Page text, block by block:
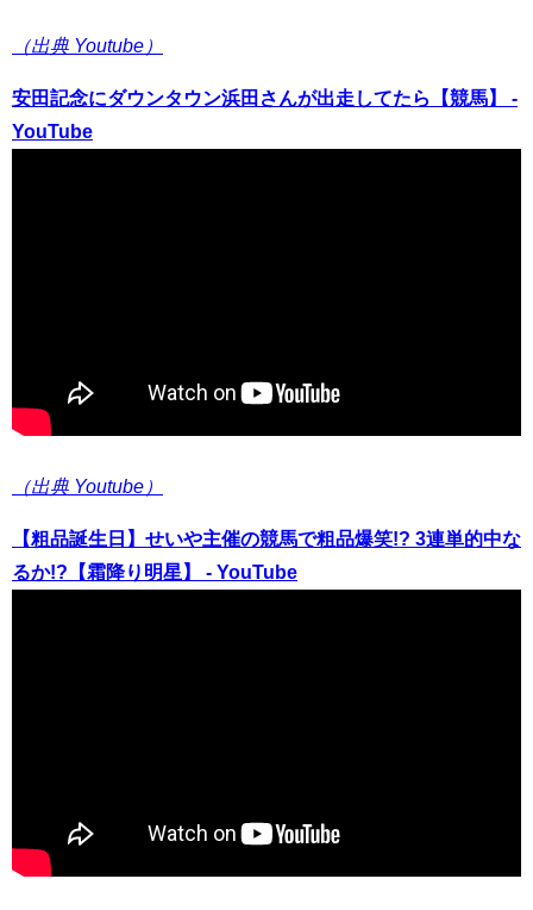
（出典 Youtube）
安田記念にダウンタウン浜田さんが出走してたら【競馬】 -
YouTube
（出典 Youtube）
【粗品誕生日】せいや主催の競馬で粗品爆笑!? 3連単的中な
るか!?【霜降り明星】 - YouTube